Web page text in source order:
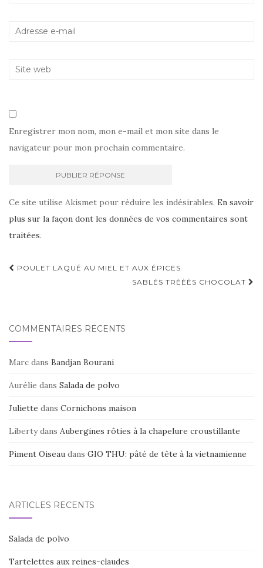
Enregistrer mon nom, mon e-mail et mon site dans le
navigateur pour mon prochain commentaire.
Ce site utilise Akismet pour réduire les indésirables. En savoir
plus sur la façon dont les données de vos commentaires sont
traitées.
Navigation
POULET LAQUÉ AU MIEL ET AUX ÉPICES
SABLÉS TRÈÈÈS CHOCOLAT
COMMENTAIRES RÉCENTS
Marc dans Bandjan Bourani
Aurélie dans Salada de polvo
Juliette dans Cornichons maison
Libertydans Aubergines rôties à la chapelure croustillante
Piment Oiseau dans GIO THU: pâté de tête à la vietnamienne
ARTICLES RÉCENTS
Salada de polvo
Tartelettes aux reines-claudes